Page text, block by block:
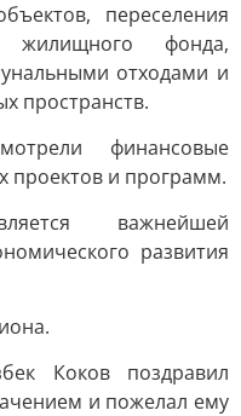
переселения
жилищного фонда,
отходами и
пространств.
финансовые
проектов и программ.
важнейшей
развития
Коков поздравил
и пожелал ему